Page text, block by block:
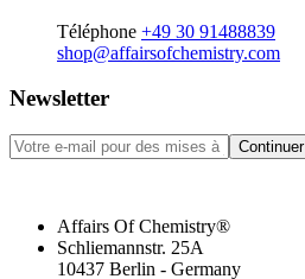
Téléphone +49 30 91488839
shop@affairsofchemistry.com
Newsletter
Continuer
Affairs Of Chemistry®
Schliemannstr. 25A
10437 Berlin - Germany